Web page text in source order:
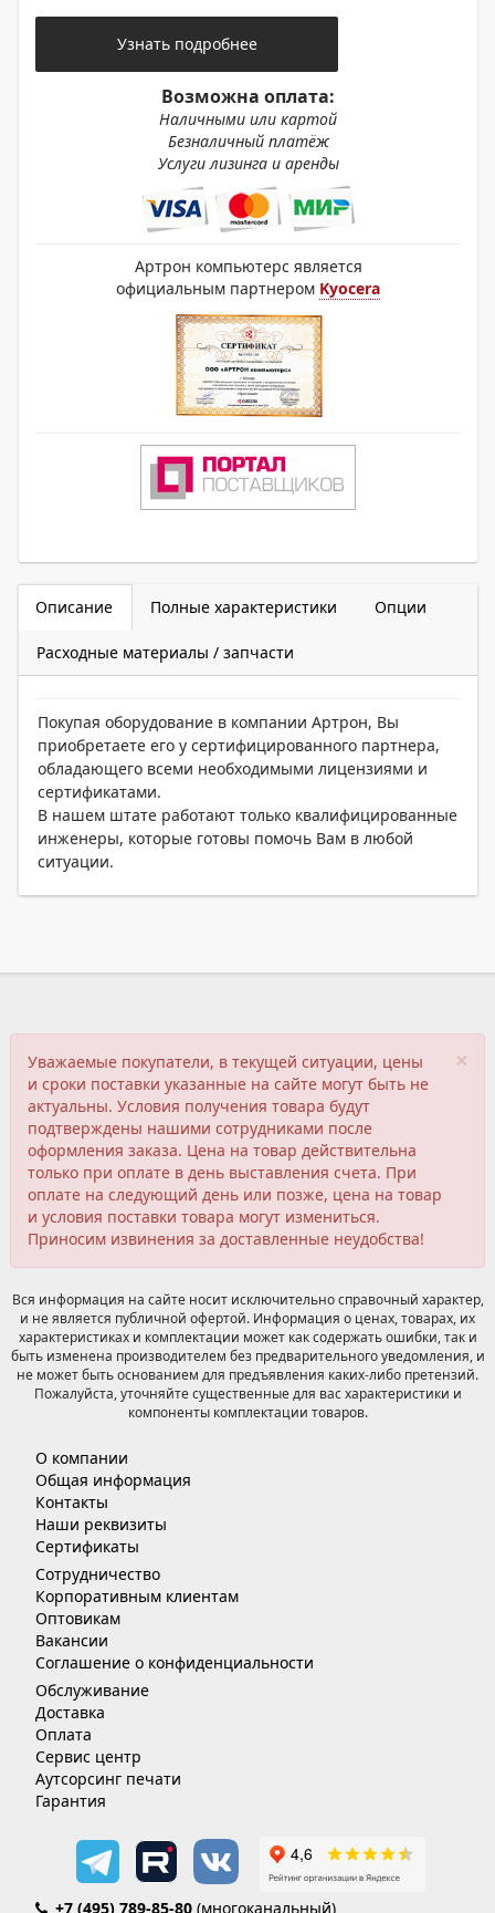
Узнать подробнее
Возможна оплата:
Наличными или картой
Безналичный платёж
Услуги лизинга и аренды
Артрон компьютерс является
официальным партнером Kyocera
Описание Полные характеристики Опции
Расходные материалы / запчасти
Покупая оборудование в компании Артрон, Вы
приобретаете его у сертифицированного партнера,
обладающего всеми необходимыми лицензиями и
сертификатами.
В нашем штате работают только квалифицированные
инженеры, которые готовы помочь Вам в любой
ситуации.
×
Уважаемые покупатели, в текущей ситуации, цены
и сроки поставки указанные на сайте могут быть не
актуальны. Условия получения товара будут
подтверждены нашими сотрудниками после
оформления заказа. Цена на товар действительна
только при оплате в день выставления счета. При
оплате на следующий день или позже, цена на товар
и условия поставки товара могут измениться.
Приносим извинения за доставленные неудобства!
Вся информация на сайте носит исключительно справочный характер,
и не является публичной офертой. Информация о ценах, товарах, их
характеристиках и комплектации может как содержать ошибки, так и
быть изменена производителем без предварительного уведомления, и
не может быть основанием для предъявления каких-либо претензий.
Пожалуйста, уточняйте существенные для вас характеристики и
компоненты комплектации товаров.
О компании
Общая информация
Контакты
Наши реквизиты
Сертификаты
Сотрудничество
Корпоративным клиентам
Оптовикам
Вакансии
Соглашение о конфиденциальности
Обслуживание
Доставка
Оплата
Сервис центр
Аутсорсинг печати
Гарантия
+7 (495) 789-85-80 (многоканальный)